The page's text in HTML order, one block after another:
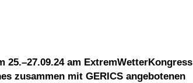
am ExtremWetterKongress
zusammen mit GERICS angebotenen